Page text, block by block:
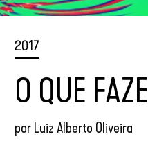
2017
O QUE
por Luiz Alberto Oliveira